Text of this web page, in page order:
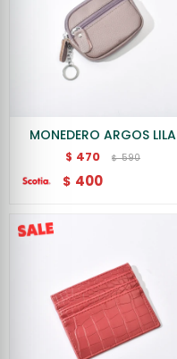
MONEDERO ARGOS LILA
$ 470 $ 590
$ 400